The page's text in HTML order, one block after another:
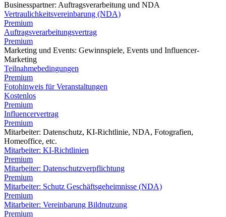
Businesspartner: Auftragsverarbeitung und NDA
Vertraulichkeitsvereinbarung (NDA)
Premium
Auftragsverarbeitungsvertrag
Premium
Marketing und Events: Gewinnspiele, Events und Influencer-
Marketing
Teilnahmebedingungen
Premium
Fotohinweis für Veranstaltungen
Kostenlos
Premium
Influencervertrag
Premium
Mitarbeiter: Datenschutz, KI-Richtlinie, NDA, Fotografien,
Homeoffice, etc.
Mitarbeiter: KI-Richtlinien
Premium
Mitarbeiter: Datenschutzverpflichtung
Premium
Mitarbeiter: Schutz Geschäftsgeheimnisse (NDA)
Premium
Mitarbeiter: Vereinbarung Bildnutzung
Premium